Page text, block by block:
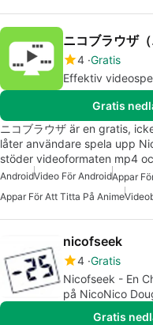
ニコブラウザ
4 Gratis
Effektiv
Gratis
ニコブラウザ är en gratis,
låter användare spela upp
stöder videoformaten mp4
AndroidVideo För Android
Appar För Att Titta På Anime
nicofseek
4 Gratis
Nicofseek - En
på NicoNico
Gratis